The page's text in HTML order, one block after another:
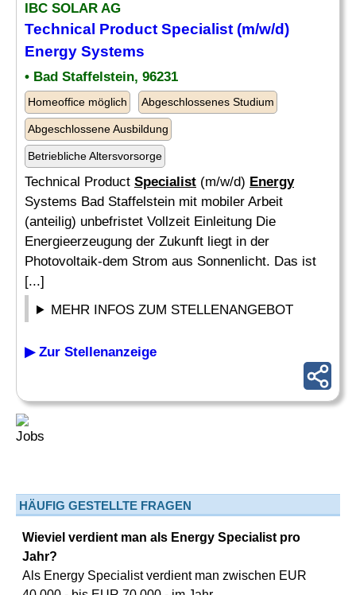
IBC SOLAR AG
Technical Product Specialist (m/w/d)
Energy Systems
• Bad Staffelstein, 96231
Homeoffice möglich Abgeschlossenes Studium
Abgeschlossene Ausbildung
Betriebliche Altersvorsorge
Technical Product Specialist (m/w/d) Energy
Systems Bad Staffelstein mit mobiler Arbeit
(anteilig) unbefristet Vollzeit Einleitung Die
Energieerzeugung der Zukunft liegt in der
Photovoltaik-dem Strom aus Sonnenlicht. Das ist
[...]
MEHR INFOS ZUM STELLENANGEBOT
▶ Zur Stellenanzeige
HÄUFIG GESTELLTE FRAGEN
Wieviel verdient man als Energy Specialist pro
Jahr?
Als Energy Specialist verdient man zwischen EUR